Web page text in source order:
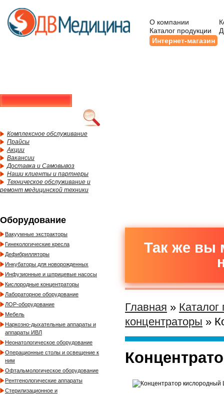
О компании
Каталог продукции
Интернет-магазин
Комплексное обслуживание
Прайсы
Акции
Вакансии
Доставка и Самовывоз
Наши клиенты и партнеры
Техническое обслуживание и
ремонт медицинской техники
Оборудование
Вакуумные экстракторы
Гинекологические кресла
Дефибрилляторы
Инкубаторы для новорожденных
Инфузионные и шприцевые насосы
Кислородные концентраторы
Лабораторное оборудование
ЛОР-оборудование
Мебель
Наркозно-дыхательные аппараты и
аппараты ИВЛ
Неонатологическое оборудование
Операционные столы и освещение к
ним
Офтальмологическое оборудование
Рентгенологические аппараты
Стерилизационное и
Так же вы
Главная » Каталог
концентраторы »